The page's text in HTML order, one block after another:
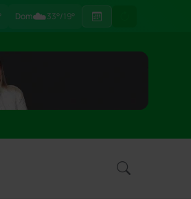
Dom☁️33°/19°